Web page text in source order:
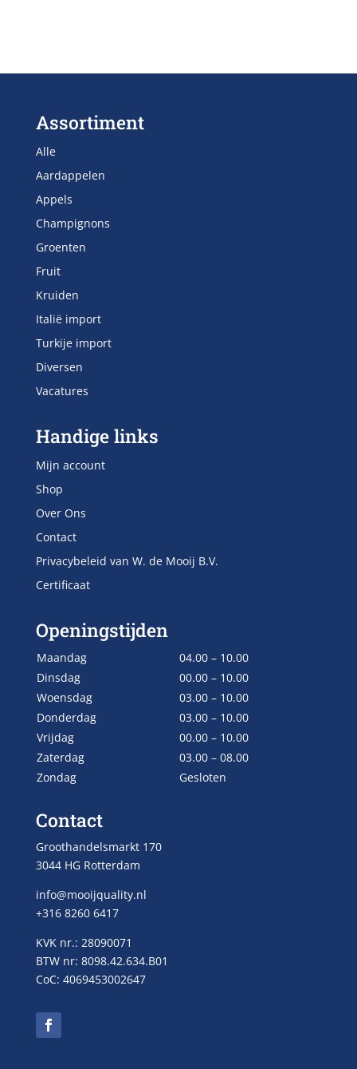
Assortiment
Alle
Aardappelen
Appels
Champignons
Groenten
Fruit
Kruiden
Italië import
Turkije import
Diversen
Vacatures
Handige links
Mijn account
Shop
Over Ons
Contact
Privacybeleid van W. de Mooij B.V.
Certificaat
Openingstijden
Maandag
04.00 – 10.00
Dinsdag
00.00 – 10.00
Woensdag
03.00 – 10.00
Donderdag
03.00 – 10.00
Vrijdag
00.00 – 10.00
Zaterdag
03.00 – 08.00
Zondag
Gesloten
Contact
Groothandelsmarkt 170
3044 HG Rotterdam
info@mooijquality.nl
+316 8260 6417
KVK nr.: 28090071
BTW nr: 8098.42.634.B01
CoC: 4069453002647